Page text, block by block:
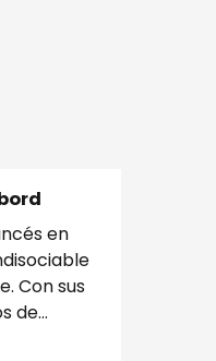
en
Con sus
de